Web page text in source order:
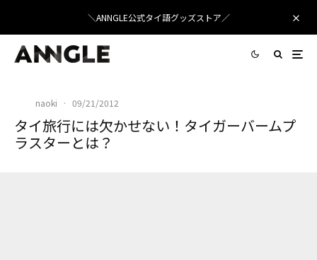
＼ANNGLE公式タイ語グッズストア／
naoki · 09/21/2012
タイ旅行には欠かせない！タイガーバームプ
ラスターとは？